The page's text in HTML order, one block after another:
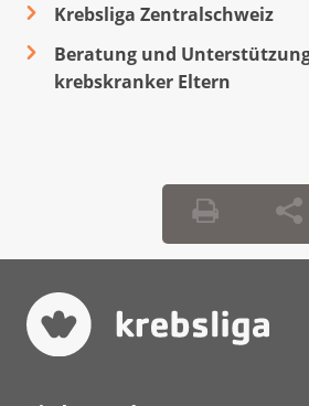
Krebsliga Zentralschweiz
Beratung und
krebskranker Eltern